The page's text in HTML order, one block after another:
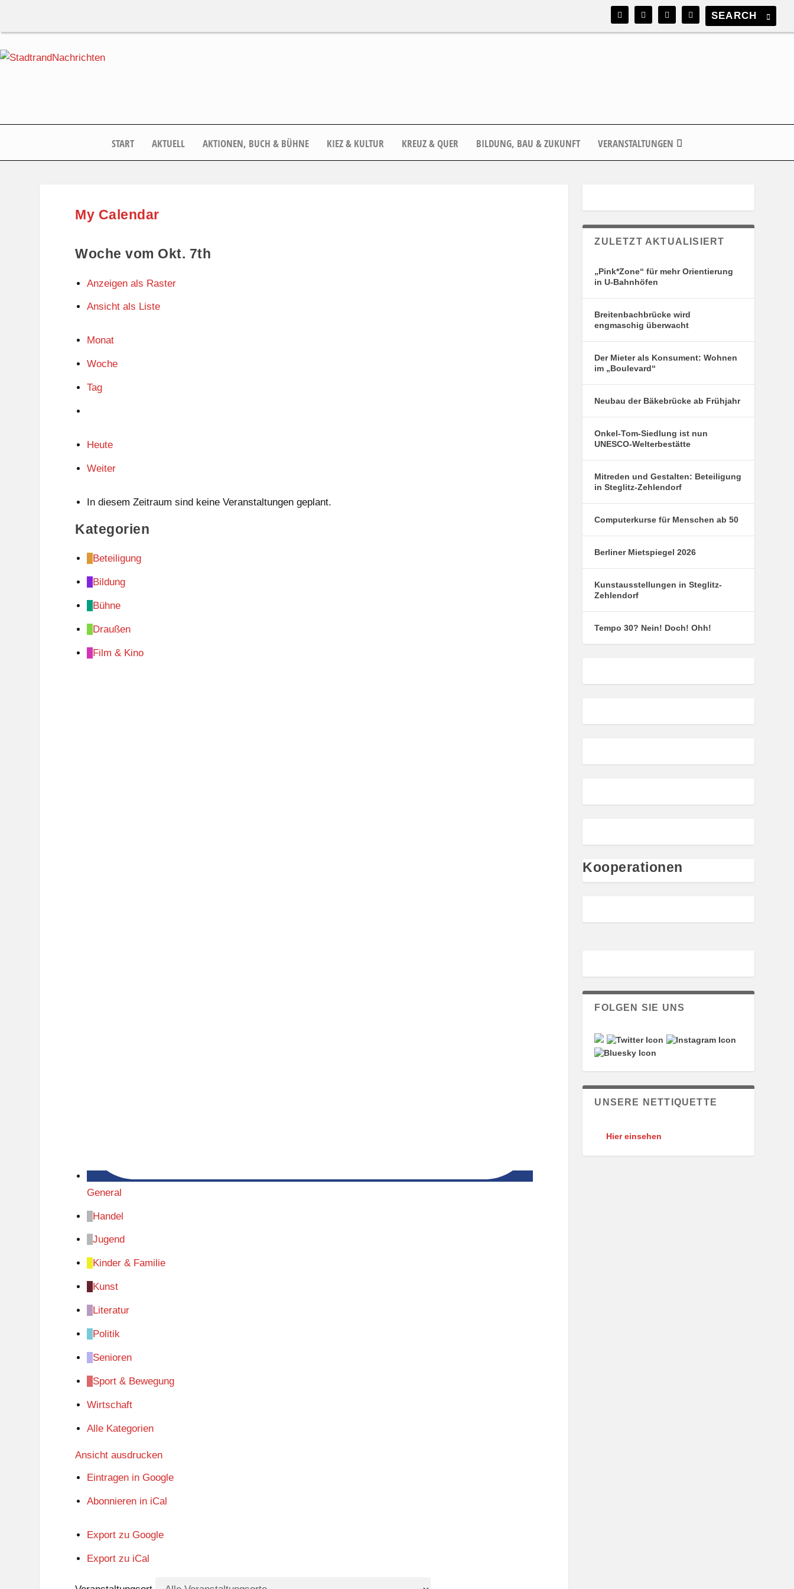
START AKTUELL AKTIONEN, BUCH & BÜHNE KIEZ & KULTUR KREUZ & QUER BILDUNG, BAU & ZUKUNFT VERANSTALTUNGEN
My Calendar
Woche vom Okt. 7th
Anzeigen als Raster
Ansicht als Liste
Monat
Woche
Tag
Heute
Weiter
In diesem Zeitraum sind keine Veranstaltungen geplant.
Kategorien
Beteiligung
Bildung
Bühne
Draußen
Film & Kino
General
Handel
Jugend
Kinder & Familie
Kunst
Literatur
Politik
Senioren
Sport & Bewegung
Wirtschaft
Alle Kategorien
Ansicht ausdrucken
Eintragen in Google
Abonnieren in iCal
Export zu Google
Export zu iCal
ZULETZT AKTUALISIERT
„Pink*Zone“ für mehr Orientierung
in U-Bahnhöfen
Breitenbachbrücke wird
engmaschig überwacht
Der Mieter als Konsument: Wohnen
im „Boulevard“
Neubau der Bäkebrücke ab Frühjahr
Onkel-Tom-Siedlung ist nun
UNESCO-Welterbestätte
Mitreden und Gestalten: Beteiligung
in Steglitz-Zehlendorf
Computerkurse für Menschen ab 50
Berliner Mietspiegel 2026
Kunstausstellungen in Steglitz-
Zehlendorf
Tempo 30? Nein! Doch! Ohh!
Kooperationen
FOLGEN SIE UNS
UNSERE NETTIQUETTE
Hier einsehen